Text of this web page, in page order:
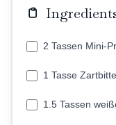
2 Tassen Mini-
1 Tasse
1.5 Tassen